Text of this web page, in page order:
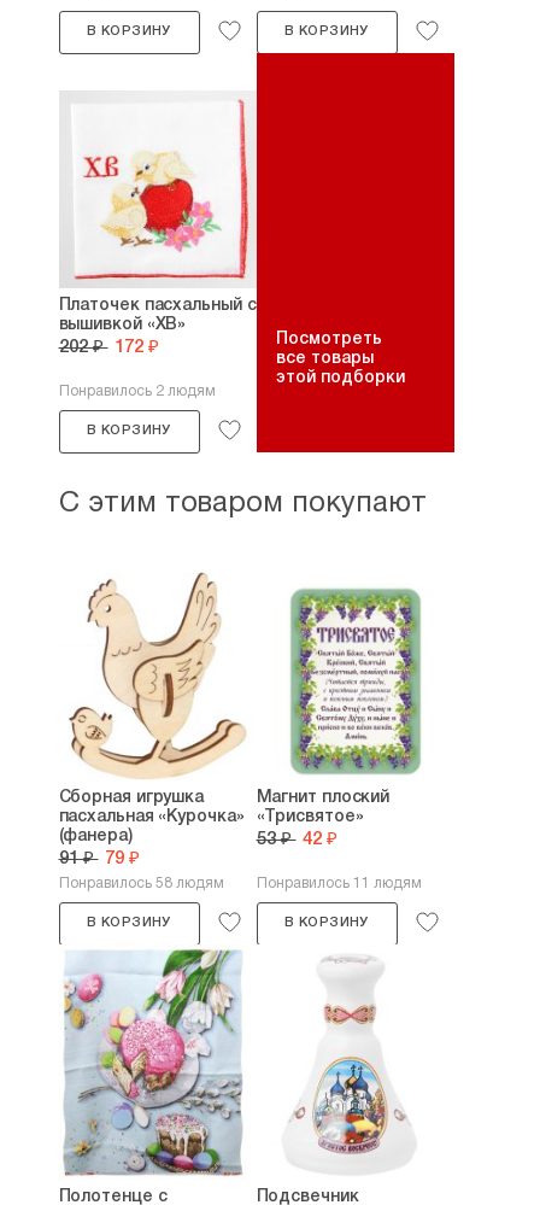
В КОРЗИНУ В КОРЗИНУ
Платочек пасхальный с
вышивкой «ХВ»
202 ₽ 172 ₽
Понравилось 2 людям
В КОРЗИНУ
Посмотреть
все товары
этой подборки
С этим товаром покупают
Сборная игрушка
пасхальная «Курочка»
(фанера)
91 ₽ 79 ₽
Понравилось 58 людям
В КОРЗИНУ
Магнит плоский
«Трисвятое»
53 ₽ 42 ₽
Понравилось 11 людям
В КОРЗИНУ
Полотенце с
Подсвечник